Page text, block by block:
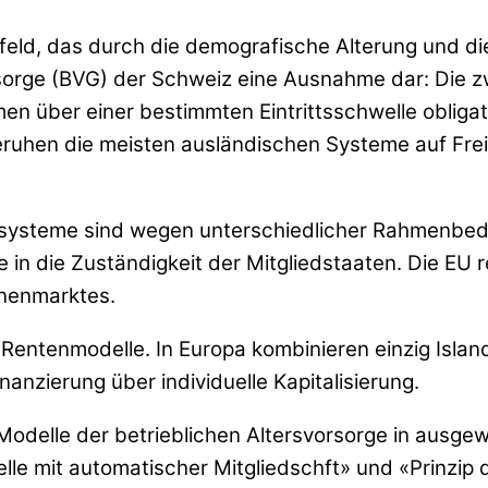
das durch die demografische Alterung und
(BVG) der Schweiz eine Ausnahme dar: Die
über einer bestimmten Eintrittsschwelle
die meisten ausländischen Systeme auf
sind wegen unterschiedlicher
in die Zuständigkeit der Mitgliedstaaten. Die
In Europa kombinieren einzig
über individuelle Kapitalisierung.
der betrieblichen Altersvorsorge in
mit automatischer Mitgliedschft» und «Prinzip